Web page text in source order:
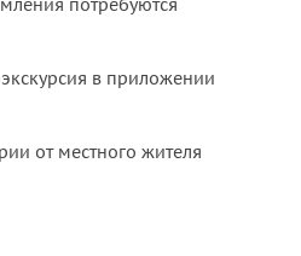
потребуются
в приложении
от местного жителя